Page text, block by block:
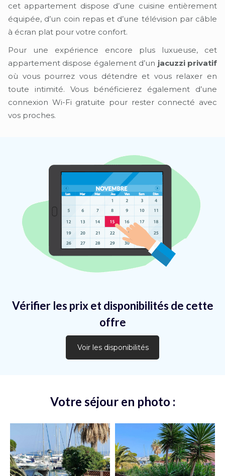
cet appartement dispose d’une cuisine entièrement
équipée, d’un coin repas et d’une télévision par câble
à écran plat pour votre confort.
Pour une expérience encore plus luxueuse, cet
appartement dispose également d’un jacuzzi privatif
où vous pourrez vous détendre et vous relaxer en
toute intimité. Vous bénéficierez également d’une
connexion Wi-Fi gratuite pour rester connecté avec
vos proches.
Vérifier les prix et disponibilités de cette
offre
Voir les disponibilités
Votre séjour en photo :